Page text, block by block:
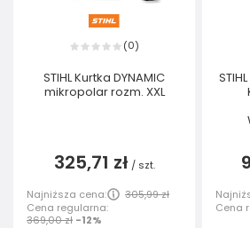
(0)
STIHL Kurtka DYNAMIC
mikropolar rozm. XXL
325,71 zł / szt.
Najniższa cena:
305,99 zł
Cena regularna:
369,00 zł -12%
Cena